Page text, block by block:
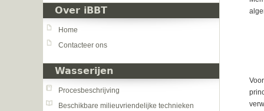
Over iBBT
Home
Contacteer ons
Wasserijen
Procesbeschrijving
Beschikbare milieuvriendelijke technieken